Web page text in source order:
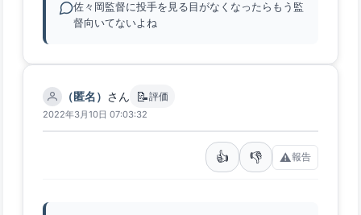
佐々岡監督に投手を見る目がなくなったらもう監
督向いてないよね
（匿名） さん 📝評価
2022年3月10日 07:03:32
👍 👎 ⚠️報告